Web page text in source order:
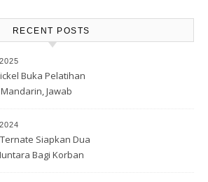
RECENT POSTS
Buka Pelatihan
Jawab
Siapkan Dua
Bagi Korban